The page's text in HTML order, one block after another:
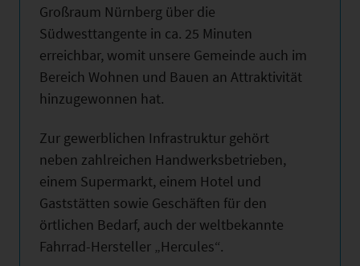
Großraum Nürnberg über die
Südwesttangente in ca. 25 Minuten
erreichbar, womit unsere Gemeinde auch im
Bereich Wohnen und Bauen an Attraktivität
hinzugewonnen hat.
Zur gewerblichen Infrastruktur gehört
neben zahlreichen Handwerksbetrieben,
einem Supermarkt, einem Hotel und
Gaststätten sowie Geschäften für den
örtlichen Bedarf, auch der weltbekannte
Fahrrad-Hersteller „Hercules“.